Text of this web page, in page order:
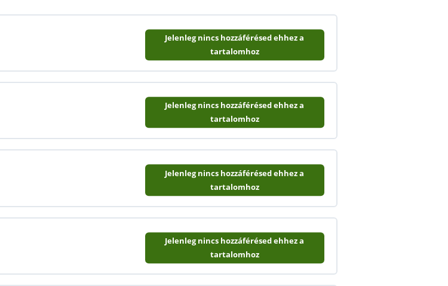
Jelenleg nincs hozzáférésed ehhez a
tartalomhoz
Jelenleg nincs hozzáférésed ehhez a
tartalomhoz
Jelenleg nincs hozzáférésed ehhez a
tartalomhoz
Jelenleg nincs hozzáférésed ehhez a
tartalomhoz